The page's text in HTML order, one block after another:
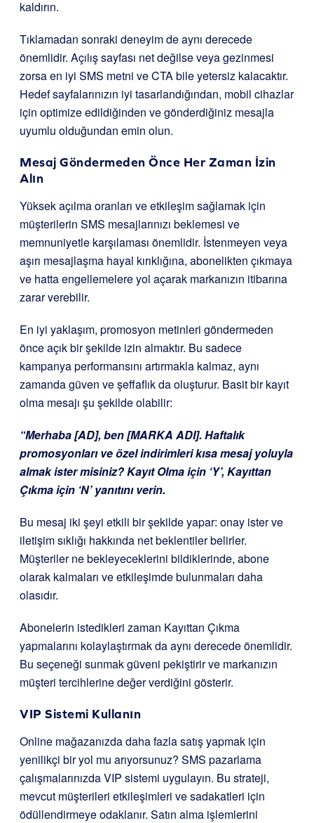
kaldırın.
Tıklamadan sonraki deneyim de aynı derecede
önemlidir. Açılış sayfası net değilse veya gezinmesi
zorsa en iyi SMS metni ve CTA bile yetersiz kalacaktır.
Hedef sayfalarınızın iyi tasarlandığından, mobil cihazlar
için optimize edildiğinden ve gönderdiğiniz mesajla
uyumlu olduğundan emin olun.
Mesaj Göndermeden Önce Her Zaman İzin
Alın
Yüksek açılma oranları ve etkileşim sağlamak için
müşterilerin SMS mesajlarınızı beklemesi ve
memnuniyetle karşılaması önemlidir. İstenmeyen veya
aşırı mesajlaşma hayal kırıklığına, abonelikten çıkmaya
ve hatta engellemelere yol açarak markanızın itibarına
zarar verebilir.
En iyi yaklaşım, promosyon metinleri göndermeden
önce açık bir şekilde izin almaktır. Bu sadece
kampanya performansını artırmakla kalmaz, aynı
zamanda güven ve şeffaflık da oluşturur. Basit bir kayıt
olma mesajı şu şekilde olabilir:
“Merhaba [AD], ben [MARKA ADI]. Haftalık
promosyonları ve özel indirimleri kısa mesaj yoluyla
almak ister misiniz? Kayıt Olma için ‘Y’, Kayıttan
Çıkma için ‘N’ yanıtını verin.
Bu mesaj iki şeyi etkili bir şekilde yapar: onay ister ve
iletişim sıklığı hakkında net beklentiler belirler.
Müşteriler ne bekleyeceklerini bildiklerinde, abone
olarak kalmaları ve etkileşimde bulunmaları daha
olasıdır.
Abonelerin istedikleri zaman Kayıttan Çıkma
yapmalarını kolaylaştırmak da aynı derecede önemlidir.
Bu seçeneği sunmak güveni pekiştirir ve markanızın
müşteri tercihlerine değer verdiğini gösterir.
VIP Sistemi Kullanın
Online mağazanızda daha fazla satış yapmak için
yenilikçi bir yol mu arıyorsunuz? SMS pazarlama
çalışmalarınızda VIP sistemi uygulayın. Bu strateji,
mevcut müşterileri etkileşimleri ve sadakatleri için
ödüllendirmeye odaklanır. Satın alma işlemlerini